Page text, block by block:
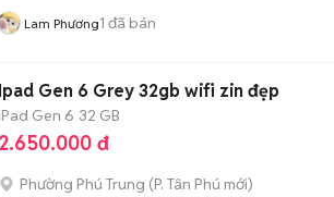
Lam Phương1 đã bán
Ipad Gen 6 Grey 32gb wifi zin đẹp
iPad Gen 6 32 GB
2.650.000 đ
Phường Phú Trung (P. Tân Phú mới)